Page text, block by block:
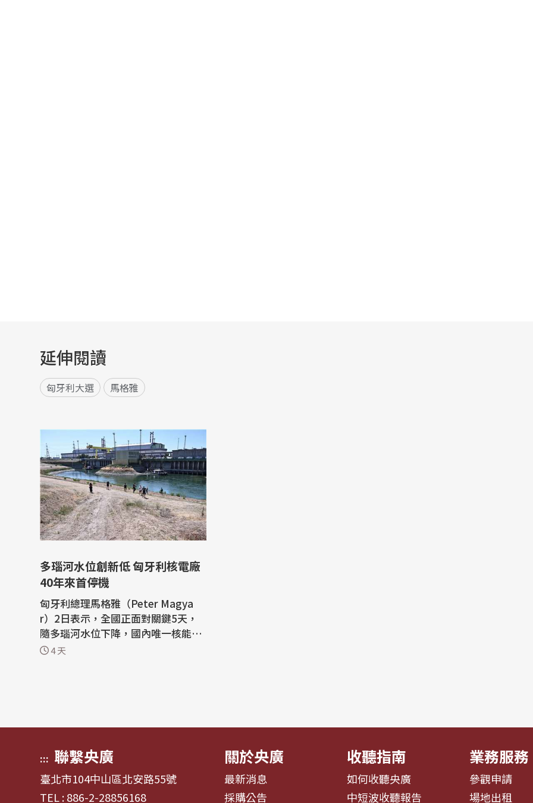
延伸閱讀
匈牙利大選 馬格雅
多瑙河水位創新低 匈牙利核電廠
40年來首停機
匈牙利總理馬格雅（Peter Magya
r）2日表示，全國正面對關鍵5天，
隨多瑙河水位下降，國內唯一核能發
電廠面臨40多年來的首次停止運轉，
4 天
::: 聯繫央廣
臺北市104中山區北安路55號
TEL : 886-2-28856168
關於央廣
最新消息
採購公告
收聽指南
如何收聽央廣
中短波收聽報告
業務服務
參觀申請
場地出租